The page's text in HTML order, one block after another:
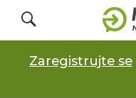
Zaregistrujte se